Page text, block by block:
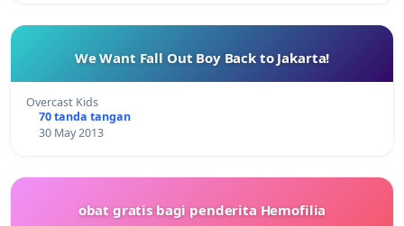
We Want Fall Out Boy Back to Jakarta!
Overcast Kids
70 tanda tangan
30 May 2013
obat gratis bagi penderita Hemofilia